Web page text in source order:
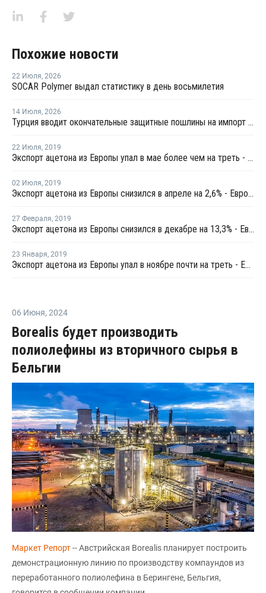
Похожие новости
22 Июля, 2026
SOCAR Polymer выдал статистику в день восьмилетия
14 Июля, 2026
Турция вводит окончательные защитные пошлины на импорт ПЭТ-гранулята
22 Июля, 2019
Экспорт ацетона из Европы упал в мае более чем на треть - Евростат
02 Июля, 2019
Экспорт ацетона из Европы снизился в апреле на 2,6% - Евростат
27 Февраля, 2019
Экспорт ацетона из Европы снизился в декабре на 13,3% - Евростат
23 Января, 2019
Экспорт ацетона из Европы упал в ноябре почти на треть - Евростат
06 Июня, 2024
Borealis будет производить
полиолефины из вторичного сырья в
Бельгии
Маркет Репорт-- Австрийская Borealis планирует построить
демонстрационную линию по производству компаундов из
переработанного полиолефина в Берингене, Бельгия,